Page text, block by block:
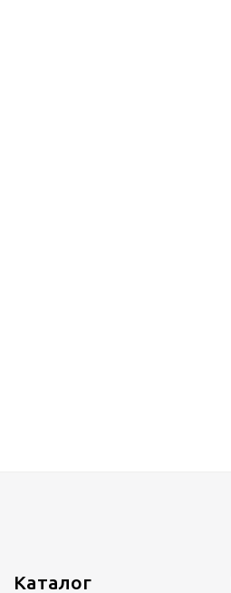
Каталог